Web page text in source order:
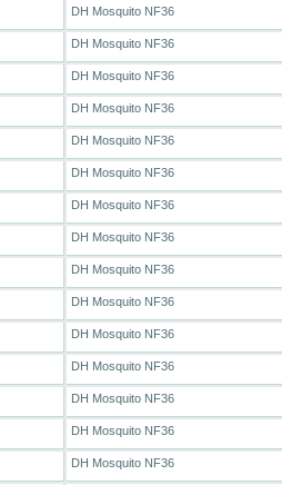
DH Mosquito NF36
DH Mosquito NF36
DH Mosquito NF36
DH Mosquito NF36
DH Mosquito NF36
DH Mosquito NF36
DH Mosquito NF36
DH Mosquito NF36
DH Mosquito NF36
DH Mosquito NF36
DH Mosquito NF36
DH Mosquito NF36
DH Mosquito NF36
DH Mosquito NF36
DH Mosquito NF36